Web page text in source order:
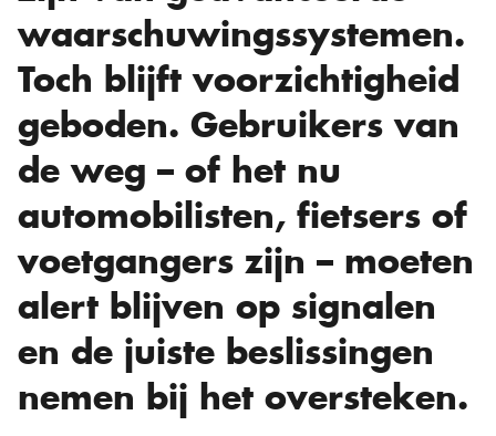
waarschuwingssystemen.
Toch blijft voorzichtigheid
geboden. Gebruikers van
de weg – of het nu
automobilisten, fietsers of
voetgangers zijn – moeten
alert blijven op signalen
en de juiste beslissingen
nemen bij het oversteken.